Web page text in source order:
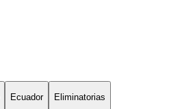
Ecuador Eliminatorias